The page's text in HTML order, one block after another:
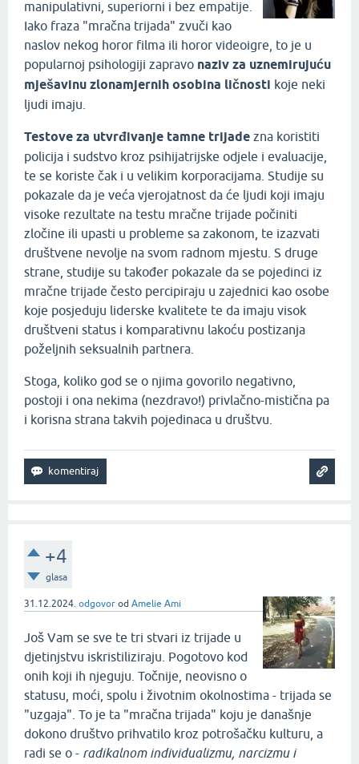
manipulativni, superiorni i bez empatije.
Iako fraza "mračna trijada" zvuči kao
naslov nekog horor filma ili horor videoigre, to je u
popularnoj psihologiji zapravo naziv za uznemirujuću
mješavinu zlonamjernih osobina ličnosti koje neki
ljudi imaju.
Testove za utvrđivanje tamne trijade zna koristiti
policija i sudstvo kroz psihijatrijske odjele i evaluacije,
te se koriste čak i u velikim korporacijama. Studije su
pokazale da je veća vjerojatnost da će ljudi koji imaju
visoke rezultate na testu mračne trijade počiniti
zločine ili upasti u probleme sa zakonom, te izazvati
društvene nevolje na svom radnom mjestu. S druge
strane, studije su također pokazale da se pojedinci iz
mračne trijade često percipiraju u zajednici kao osobe
koje posjeduju liderske kvalitete te da imaju visok
društveni status i komparativnu lakoću postizanja
poželjnih seksualnih partnera.
Stoga, koliko god se o njima govorilo negativno,
postoji i ona nekima (nezdravo!) privlačno-mistična pa
i korisna strana takvih pojedinaca u društvu.
+4
glasa
31.12.2024. odgovor od Amelie Ami
Još Vam se sve te tri stvari iz trijade u
djetinjstvu iskristiliziraju. Pogotovo kod
onih koji ih njeguju. Točnije, neovisno o
statusu, moći, spolu i životnim okolnostima - trijada se
"uzgaja". To je ta "mračna trijada" koju je današnje
dokono društvo prihvatilo kroz potrošačku kulturu, a
radi se o - radikalnom individualizmu, narcizmu i